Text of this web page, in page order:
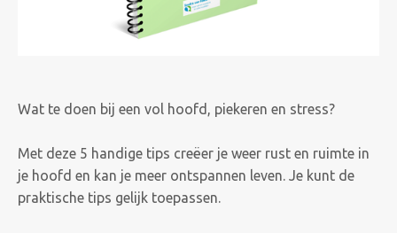
Wat te doen bij een vol hoofd, piekeren en stress?
Met deze 5 handige tips creëer je weer rust en ruimte in
je hoofd en kan je meer ontspannen leven. Je kunt de
praktische tips gelijk toepassen.